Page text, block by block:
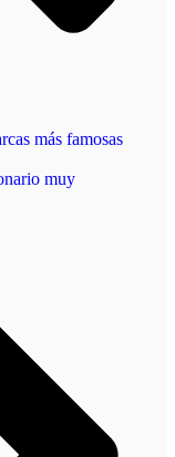
más famosas
muy